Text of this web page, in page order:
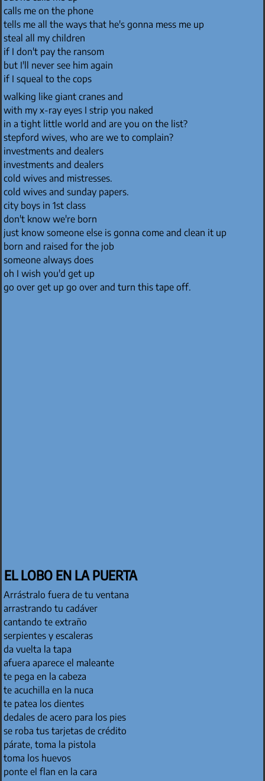
calls me on the phone
tells me all the ways that he's gonna mess me up
steal all my children
if I don't pay the ransom
but I'll never see him again
if I squeal to the cops
walking like giant cranes and
with my x-ray eyes I strip you naked
in a tight little world and are you on the list?
stepford wives, who are we to complain?
investments and dealers
investments and dealers
cold wives and mistresses.
cold wives and sunday papers.
city boys in 1st class
don't know we're born
just know someone else is gonna come and clean it up
born and raised for the job
someone always does
oh I wish you'd get up
go over get up go over and turn this tape off.
EL LOBO EN LA PUERTA
Arrástralo fuera de tu ventana
arrastrando tu cadáver
cantando te extraño
serpientes y escaleras
da vuelta la tapa
afuera aparece el maleante
te pega en la cabeza
te acuchilla en la nuca
te patea los dientes
dedales de acero para los pies
se roba tus tarjetas de crédito
párate, toma la pistola
toma los huevos
ponte el flan en la cara